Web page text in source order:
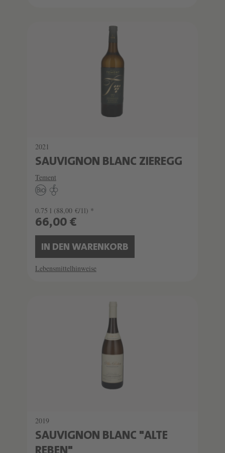
2021
SAUVIGNON BLANC ZIEREGG
Tement
0.75 l (88,00 €/1l) *
66,00 €
IN DEN WARENKORB
Lebensmittelhinweise
2019
SAUVIGNON BLANC "ALTE